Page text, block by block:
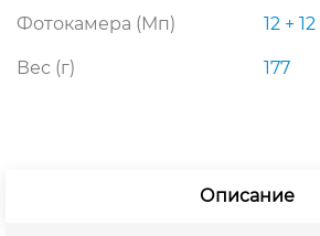
космос)
Фотокамера (Мп) 12 +
Вес (г) 177
Описание